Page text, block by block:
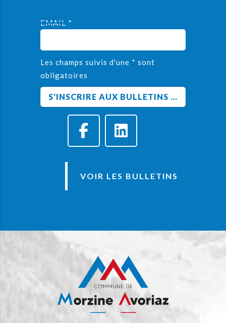
EMAIL *
Les champs suivis d'une * sont
obligatoires
VOIR LES BULLETINS